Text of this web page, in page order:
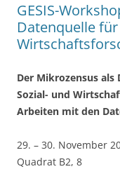
GESIS-
Datenquelle
Der Mikrozensus
Sozial- und
Arbeiten mit den
29. – 30. November
Quadrat B2, 8